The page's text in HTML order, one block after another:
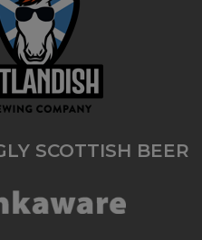
SCOTTISH BEER